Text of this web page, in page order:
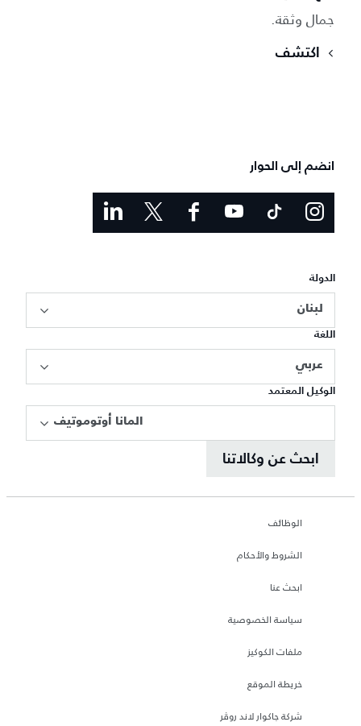
جمال وثقة.
اكتشف
انضم إلى الحوار
الدولة
لبنان
اللغة
عربي
الوكيل المعتمد
المانا أوتوموتيف
ابحث عن وكالاتنا
الوظائف
الشروط والأحكام
ابحث عنا
سياسة الخصوصية
ملفات الكوكيز
خريطة الموقع
شركة جاكوار لاند روڤر